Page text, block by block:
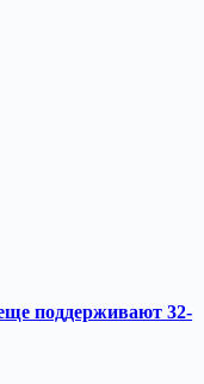
поддерживают 32-